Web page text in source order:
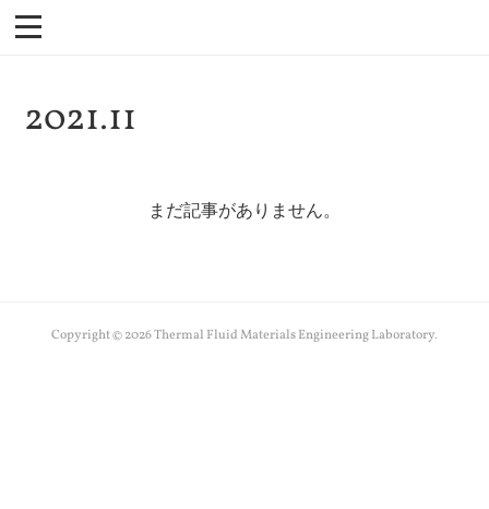
2021.11
まだ記事がありません。
Copyright ©2026Thermal Fluid Materials Engineering Laboratory.